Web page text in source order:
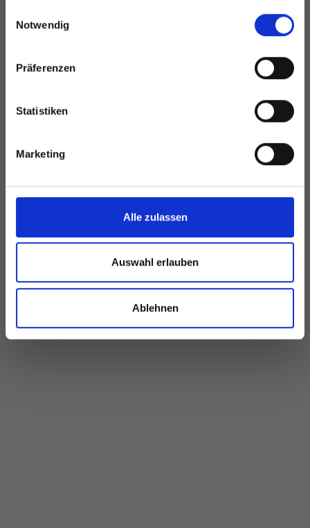
Notwendig
Präferenzen
Statistiken
Marketing
Alle zulassen
Auswahl erlauben
Ablehnen